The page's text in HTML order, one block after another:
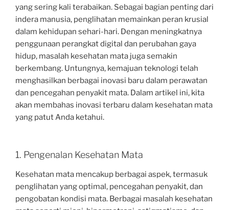
yang sering kali terabaikan. Sebagai bagian penting dari
indera manusia, penglihatan memainkan peran krusial
dalam kehidupan sehari-hari. Dengan meningkatnya
penggunaan perangkat digital dan perubahan gaya
hidup, masalah kesehatan mata juga semakin
berkembang. Untungnya, kemajuan teknologi telah
menghasilkan berbagai inovasi baru dalam perawatan
dan pencegahan penyakit mata. Dalam artikel ini, kita
akan membahas inovasi terbaru dalam kesehatan mata
yang patut Anda ketahui.
1. Pengenalan Kesehatan Mata
Kesehatan mata mencakup berbagai aspek, termasuk
penglihatan yang optimal, pencegahan penyakit, dan
pengobatan kondisi mata. Berbagai masalah kesehatan